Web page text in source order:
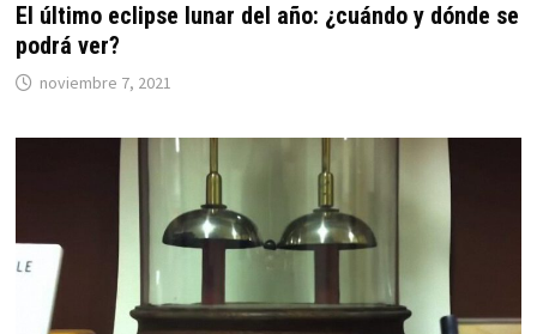
El último eclipse lunar del año: ¿cuándo y dónde se
podrá ver?
noviembre 7, 2021